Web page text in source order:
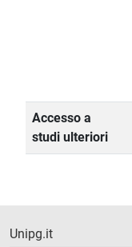
Accesso a
studi ulteriori
Unipg.it